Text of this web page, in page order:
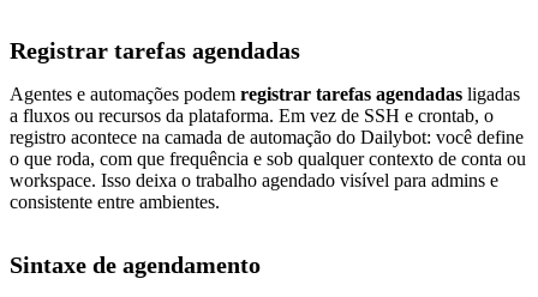
Registrar tarefas agendadas
Agentes e automações podem registrar tarefas agendadas ligadas
a fluxos ou recursos da plataforma. Em vez de SSH e crontab, o
registro acontece na camada de automação do Dailybot: você define
o que roda, com que frequência e sob qualquer contexto de conta ou
workspace. Isso deixa o trabalho agendado visível para admins e
consistente entre ambientes.
Sintaxe de agendamento